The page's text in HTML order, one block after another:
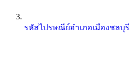
รหัสไปรษณีย์อำเภอเมืองชลบุรี